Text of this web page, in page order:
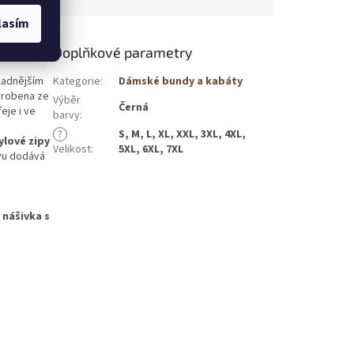
ze
i ve
zipy
dodává
nášivka s
Doplňkové parametry
Kategorie:
Dámské bundy a kabáty
Výběr
barvy:
Černá
?
Velikost:
S, M, L, XL, XXL, 3XL, 4XL,
5XL, 6XL, 7XL